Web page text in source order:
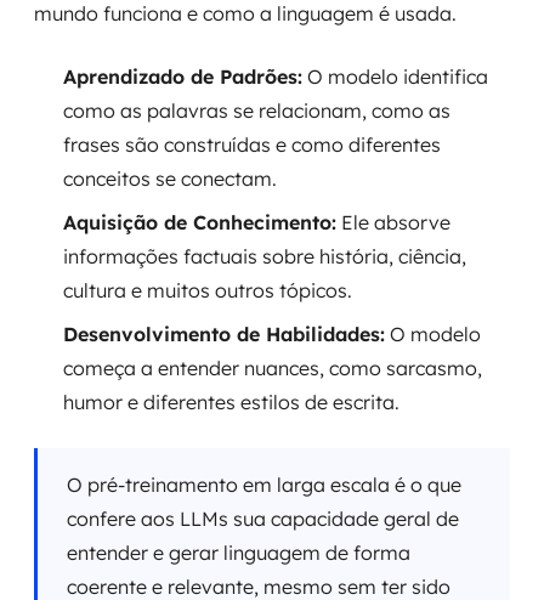
mundo funciona e como a linguagem é usada.
Aprendizado de Padrões: O modelo identifica
como as palavras se relacionam, como as
frases são construídas e como diferentes
conceitos se conectam.
Aquisição de Conhecimento: Ele absorve
informações factuais sobre história, ciência,
cultura e muitos outros tópicos.
Desenvolvimento de Habilidades: O modelo
começa a entender nuances, como sarcasmo,
humor e diferentes estilos de escrita.
O pré-treinamento em larga escala é o que
confere aos LLMs sua capacidade geral de
entender e gerar linguagem de forma
coerente e relevante, mesmo sem ter sido